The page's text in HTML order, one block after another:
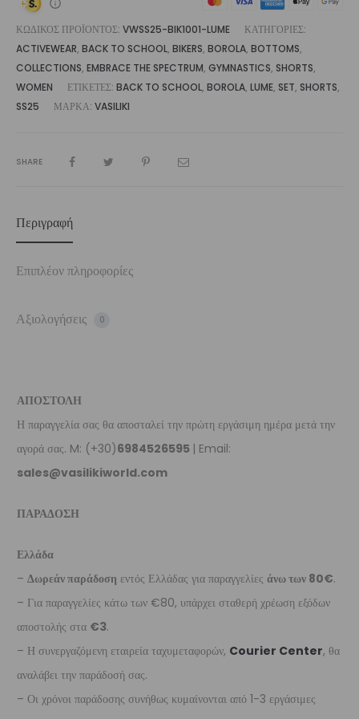
ΚΩΔΙΚΌΣ ΠΡΟΪΌΝΤΟΣ: VWSS25-BIK1001-LUME
ΚΑΤΗΓΟΡΊΕΣ:
ACTIVEWEAR, BACK TO SCHOOL, BIKERS, BOROLA, BOTTOMS,
COLLECTIONS, EMBRACE THE SPECTRUM, GYMNASTICS, SHORTS,
WOMEN
ΕΤΙΚΈΤΕΣ: BACK TO SCHOOL, BOROLA, LUME, SET, SHORTS,
SS25
ΜΆΡΚΑ: VASILIKI
SHARE
Περιγραφή
Επιπλέον πληροφορίες
Αξιολογήσεις 0
ΑΠΟΣΤΟΛΗ
Η παραγγελία σας θα αποσταλεί την πρώτη εργάσιμη ημέρα μετά την
αγορά σας. M: (+30)6984526595 | Email:
sales@vasilikiworld.com
ΠΑΡΑΔΟΣΗ
Ελλάδα
– Δωρεάν παράδοση εντός Ελλάδας για παραγγελίες άνω των 80€.
– Για παραγγελίες κάτω των €80, υπάρχει σταθερή χρέωση εξόδων
αποστολής στα €3.
– Η συνεργαζόμενη εταιρεία ταχυμεταφορών, Courier Center, θα
αναλάβει την παράδοσή σας.
– Οι χρόνοι παράδοσης συνήθως κυμαίνονται από 1-3 εργάσιμες